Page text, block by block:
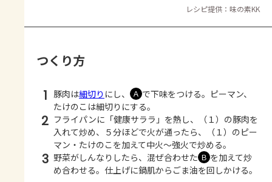
レシピ提供：味の素KK
つくり方
1 豚肉は細切り にし、 Ａ で下味をつける。ピーマン、
たけのこは細切りにする。
2 フライパンに「健康サララ」を熱し、（１）の豚肉を
入れて炒め、５分ほどで火が通ったら、（１）のピー
マン・たけのこを加えて中火～強火で炒める。
3 野菜がしんなりしたら、混ぜ合わせた Ｂ を加えて炒
め合わせる。仕上げに鍋肌からごま油を回しかける。